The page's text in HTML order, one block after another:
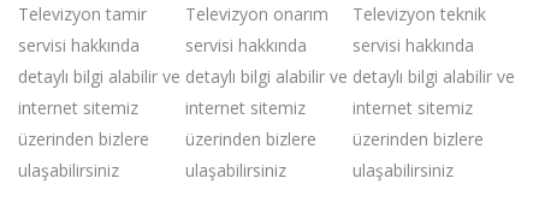
Televizyon tamir
servisi hakkında
detaylı bilgi alabilir ve
internet sitemiz
üzerinden bizlere
ulaşabilirsiniz
Televizyon onarım
servisi hakkında
detaylı bilgi alabilir ve
internet sitemiz
üzerinden bizlere
ulaşabilirsiniz
Televizyon teknik
servisi hakkında
detaylı bilgi alabilir ve
internet sitemiz
üzerinden bizlere
ulaşabilirsiniz